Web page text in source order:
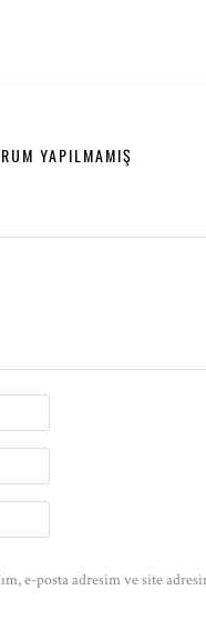
YAPILMAMIŞ
e-posta adresim ve site